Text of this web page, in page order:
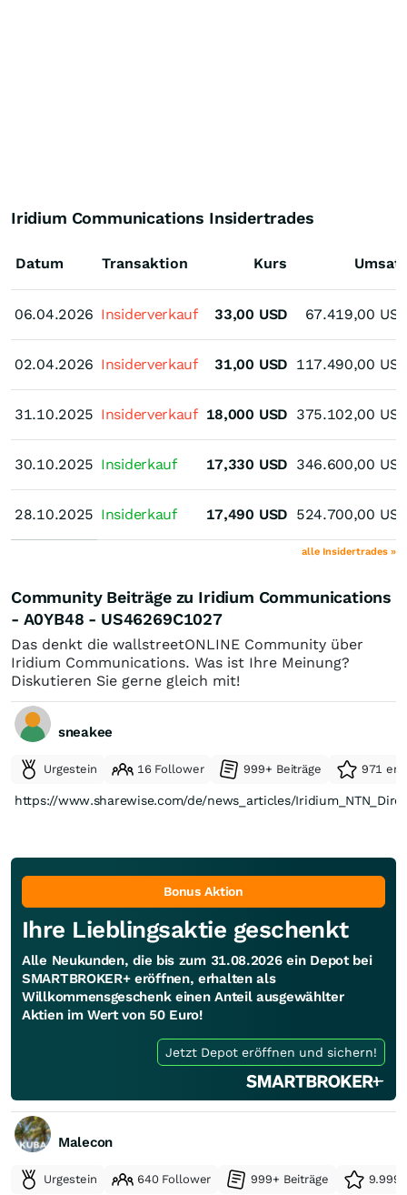
Iridium Communications Insidertrades
Datum
06.04.2026
02.04.2026
31.10.2025
30.10.2025
28.10.2025
Transaktion Kurs Umsatz
06.04.2026 Insiderverkauf 33,00 USD 67.419,00
02.04.2026 Insiderverkauf 31,00 USD 117.490,00
31.10.2025 Insiderverkauf 18,000 USD 375.102,00
30.10.2025 Insiderkauf 17,330 USD 346.600,00
28.10.2025 Insiderkauf 17,490 USD 524.700,00
alle Insidertrades »
Community Beiträge zu Iridium Communications
- A0YB48 - US46269C1027
Das denkt die wallstreetONLINE Community über
Iridium Communications. Was ist Ihre Meinung?
Diskutieren Sie gerne gleich mit!
sneakee
Urgestein 16 Follower 999+ Beiträge 971
https://www.sharewise.com/de/news_articles/
Bonus Aktion
Ihre Lieblingsaktie geschenkt
Alle Neukunden, die bis zum 31.08.2026 ein Depot bei
SMARTBROKER+ eröffnen, erhalten als
Willkommensgeschenk einen Anteil ausgewählter
Aktien im Wert von 50 Euro!
Jetzt Depot eröffnen und sichern!
Malecon
Urgestein 640 Follower 999+ Beiträge